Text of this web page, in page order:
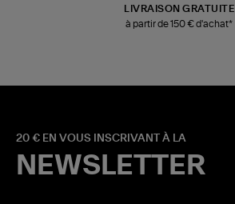
LIVRAISON GRATUITE
à partir de 150 € d'achat*
20 € EN VOUS INSCRIVANT À LA
NEWSLETTER